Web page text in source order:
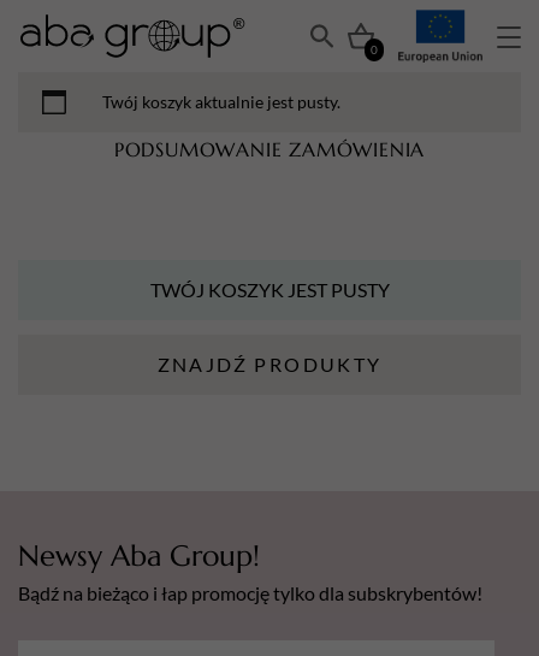
0
Twój koszyk aktualnie jest pusty.
PODSUMOWANIE ZAMÓWIENIA
TWÓJ KOSZYK JEST PUSTY
ZNAJDŹ PRODUKTY
Newsy Aba Group!
Bądź na bieżąco i łap promocję tylko dla subskrybentów!